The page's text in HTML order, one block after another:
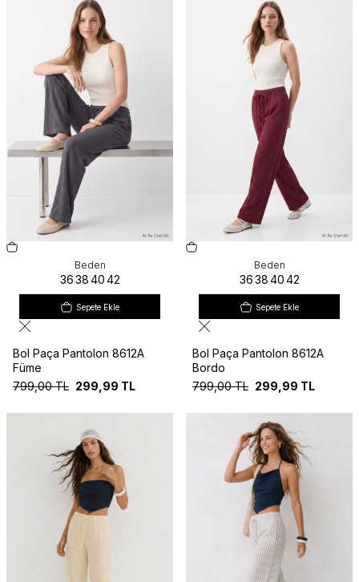
Beden
36384042
Sepete Ekle
Bol Paça Pantolon 8612A
Füme
799,00TL 299,99 TL
Beden
36384042
Sepete Ekle
Bol Paça Pantolon 8612A
Bordo
799,00TL 299,99 TL